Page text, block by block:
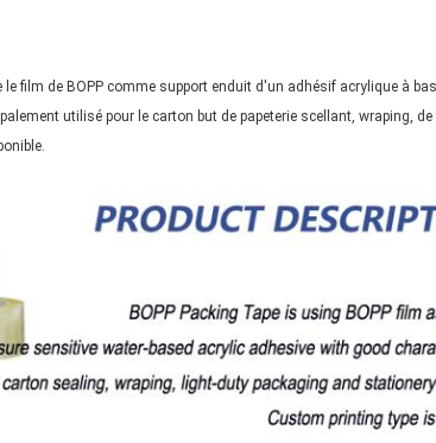
le film de BOPP comme support enduit d'un adhésif acrylique à
utilisé pour le carton but de papeterie scellant, wraping,